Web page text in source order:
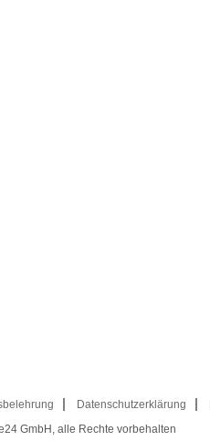
Datenschutzerklärung
GmbH, alle Rechte vorbehalten